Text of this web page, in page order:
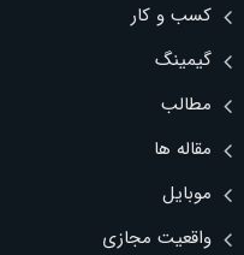
کسب و کار
گیمینگ
مطالب
مقاله ها
موبایل
واقعیت مجازی